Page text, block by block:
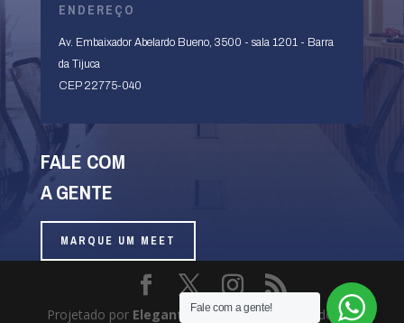
ENDEREÇO
Av. Embaixador Abelardo Bueno, 3500 - sala 1201 - Barra
da Tijuca
CEP 22775-040
FALE COM
A GENTE
MARQUE UM MEET
Projetado por Elegant Themes| Desenvolvido por
Fale com a gente!